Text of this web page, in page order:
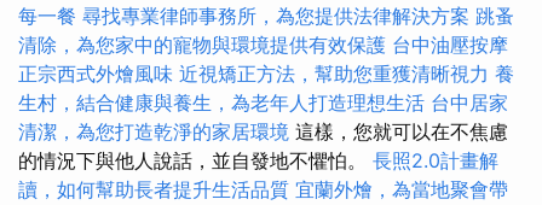
每一餐 尋找專業律師事務所，為您提供法律解決方案 跳蚤
清除，為您家中的寵物與環境提供有效保護 台中油壓按摩
正宗西式外燴風味 近視矯正方法，幫助您重獲清晰視力 養
生村，結合健康與養生，為老年人打造理想生活 台中居家
清潔，為您打造乾淨的家居環境 這樣，您就可以在不焦慮
的情況下與他人說話，並自發地不懼怕。 長照2.0計畫解
讀，如何幫助長者提升生活品質 宜蘭外燴，為當地聚會帶